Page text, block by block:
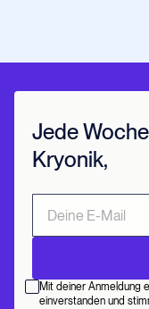
Jede
Kryonik,
Mit deiner Anmeldung
einverstanden und